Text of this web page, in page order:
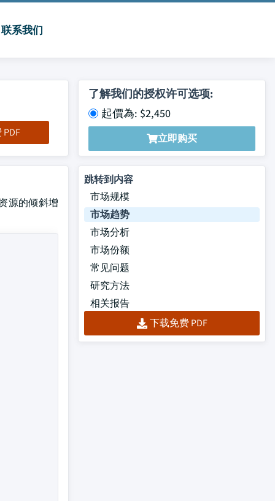
联系我们
了解我们的授权许可选项:
起價為: $2,450
立即购买
源的倾斜增
跳转到内容
市场规模
市场趋势
市场分析
市场份额
常见问题
研究方法
相关报告
下载免费 PDF